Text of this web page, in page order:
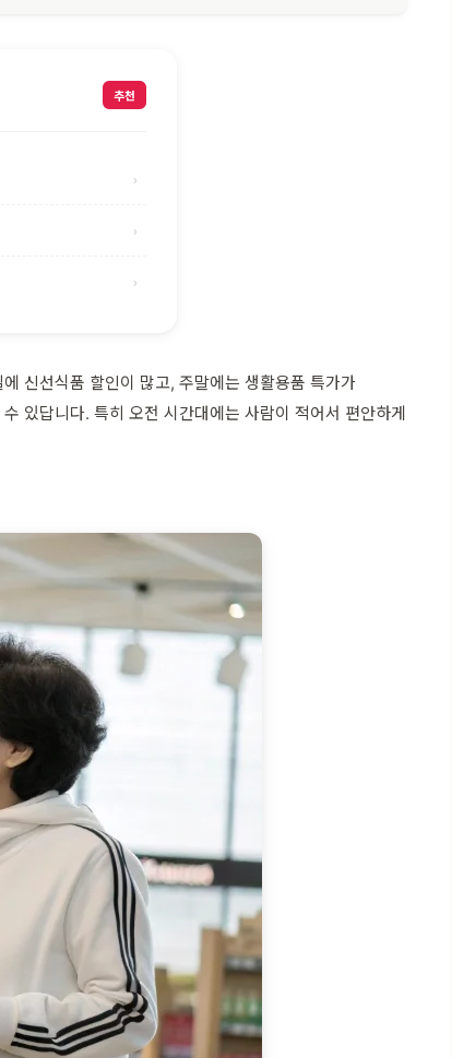
추천
›
›
›
신선식품 할인이 많고, 주말에는 생활용품 특가가
있답니다. 특히 오전 시간대에는 사람이 적어서 편안하게